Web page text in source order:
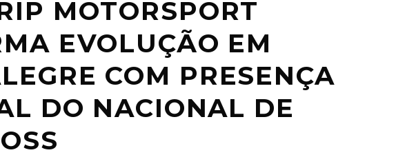
MOTORSPORT
EVOLUÇÃO EM
COM PRESENÇA
DO NACIONAL DE